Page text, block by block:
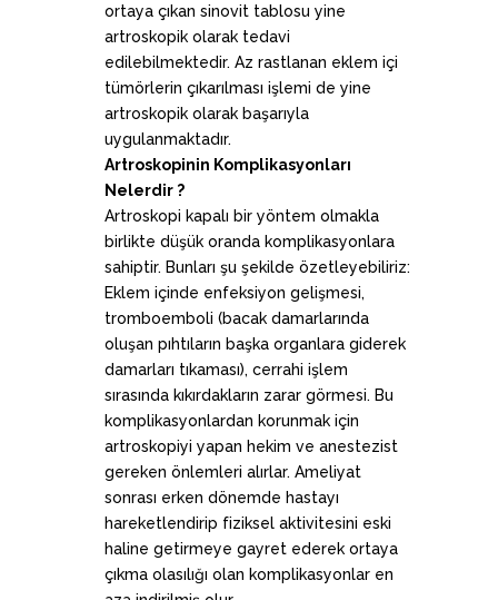
ortaya çıkan sinovit tablosu yine
artroskopik olarak tedavi
edilebilmektedir. Az rastlanan eklem içi
tümörlerin çıkarılması işlemi de yine
artroskopik olarak başarıyla
uygulanmaktadır.
Artroskopinin Komplikasyonları
Nelerdir ?
Artroskopi kapalı bir yöntem olmakla
birlikte düşük oranda komplikasyonlara
sahiptir. Bunları şu şekilde özetleyebiliriz:
Eklem içinde enfeksiyon gelişmesi,
tromboemboli (bacak damarlarında
oluşan pıhtıların başka organlara giderek
damarları tıkaması), cerrahi işlem
sırasında kıkırdakların zarar görmesi. Bu
komplikasyonlardan korunmak için
artroskopiyi yapan hekim ve anestezist
gereken önlemleri alırlar. Ameliyat
sonrası erken dönemde hastayı
hareketlendirip fiziksel aktivitesini eski
haline getirmeye gayret ederek ortaya
çıkma olasılığı olan komplikasyonlar en